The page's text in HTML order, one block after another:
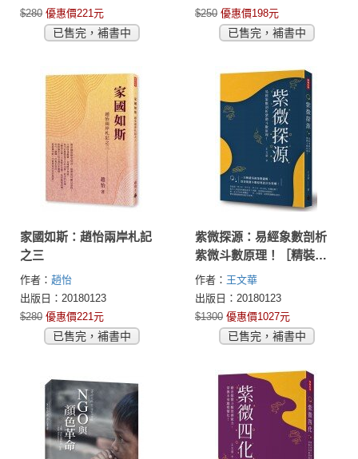
$280 優惠價221元
已售完，補書中
$250 優惠價198元
已售完，補書中
家國如斯：趙怡兩岸札記
之三
作者： 趙怡
出版日：20180123
$280 優惠價221元
已售完，補書中
紫微探源：易經象數剖析
紫微斗數原理！［精裝
本］
作者： 王文華
出版日：20180123
$1300 優惠價1027元
已售完，補書中